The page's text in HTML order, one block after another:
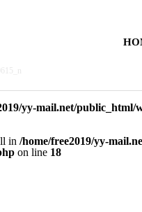
yy-mail.net/public_html/
in /home/free2019/yy-
on line 18